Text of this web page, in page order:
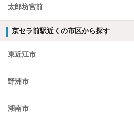
太郎坊宮前
京セラ前駅近くの市区から探す
東近江市
野洲市
湖南市